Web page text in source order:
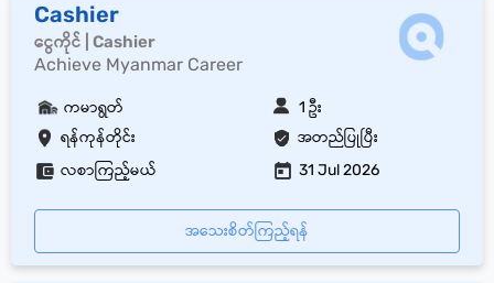
Cashier
ငွေကိုင် | Cashier
Achieve Myanmar Career
ရန်ကုန်တိုင်း အတည်ပြုပြီး
ကမာရွတ် 1 ဦး
လစာကြည့်မယ် 31 Jul 2026
အသေးစိတ်ကြည့်ရန်